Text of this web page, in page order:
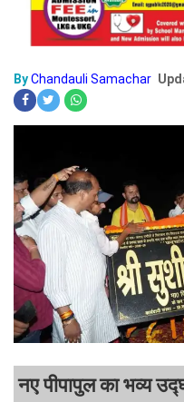
ByChandauli Samachar
नए पीपापुल का भव्य